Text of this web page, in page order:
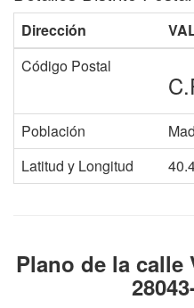
Dirección
Código Postal
Población
Latitud y Longitud
Plano de la calle